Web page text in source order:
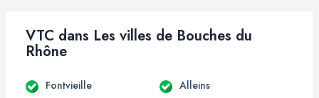
VTC dans Les villes de Bouches du
Rhône
Fontvieille Alleins